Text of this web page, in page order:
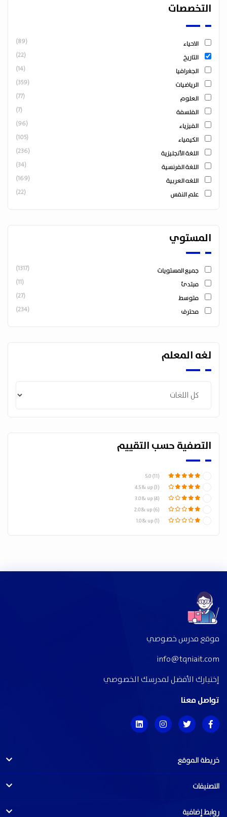
التخصصات
الاحياء
(89)
التاريخ
(22)
الجغرافيا
(14)
الرياضيات
(359)
العلوم
(77)
الفلسفة
(7)
الفيزياء
(96)
الكيمياء
(105)
اللغة الأنجليزية
(236)
اللغة الفرنسية
(34)
اللغه العربية
(169)
علم النفس
(22)
المستوي
جميع المستويات
(1317)
مبتدئ
(11)
متوسط
(27)
محترف
(234)
لغه المعلم
التصفية حسب التقييم
5.0 (11)
4.5 & up (3)
3.0 & up (4)
2.0 & up (6)
1.0 & up (1)
موقع مدرس خصوصي
info@tqniait.com
إختيارك الأفضل لمدرسك الخصوصي
تواصل معنا
خريطة الموقع
التصنيفات
روابط إضافية